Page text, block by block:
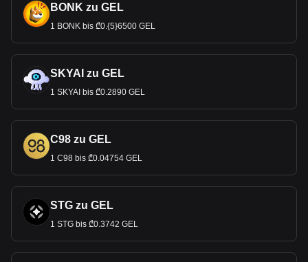
BONK zu GEL
1 BONK bis ₾0.{5}6500 GEL
SKYAI zu GEL
1 SKYAI bis ₾0.2890 GEL
C98 zu GEL
1 C98 bis ₾0.04754 GEL
STG zu GEL
1 STG bis ₾0.3742 GEL